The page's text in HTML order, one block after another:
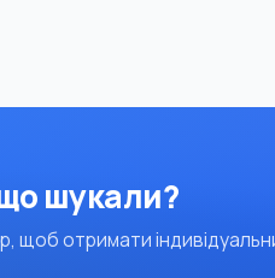
шукали?
щоб отримати